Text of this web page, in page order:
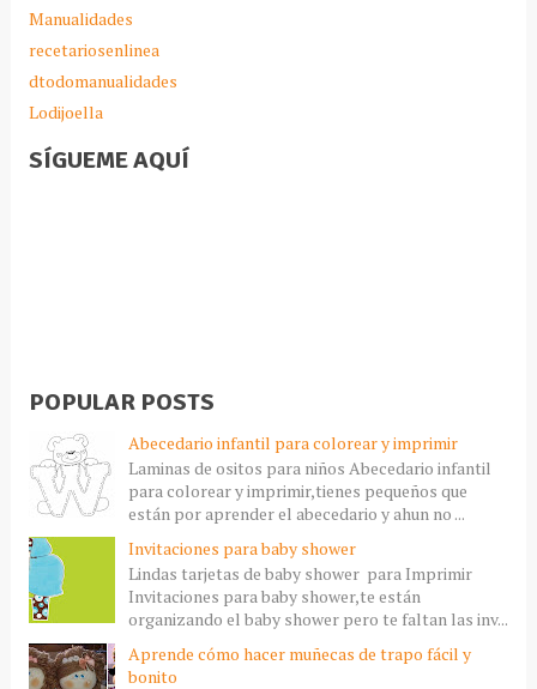
Manualidades
recetariosenlinea
dtodomanualidades
Lodijoella
SÍGUEME AQUÍ
POPULAR POSTS
Abecedario infantil para colorear y imprimir
Laminas de ositos para niños Abecedario infantil
para colorear y imprimir,tienes pequeños que
están por aprender el abecedario y ahun no ...
Invitaciones para baby shower
Lindas tarjetas de baby shower para Imprimir
Invitaciones para baby shower,te están
organizando el baby shower pero te faltan las inv...
Aprende cómo hacer muñecas de trapo fácil y
bonito